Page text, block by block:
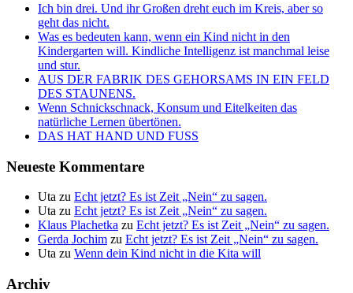
Ich bin drei. Und ihr Großen dreht euch im Kreis, aber so
geht das nicht.
Was es bedeuten kann, wenn ein Kind nicht in den
Kindergarten will. Kindliche Intelligenz ist manchmal leise
und stur.
AUS DER FABRIK DES GEHORSAMS IN EIN FELD
DES STAUNENS.
Wenn Schnickschnack, Konsum und Eitelkeiten das
natürliche Lernen übertönen.
DAS HAT HAND UND FUSS
Neueste Kommentare
Uta zu Echt jetzt? Es ist Zeit „Nein“ zu sagen.
Uta zu Echt jetzt? Es ist Zeit „Nein“ zu sagen.
Klaus Plachetka zu Echt jetzt? Es ist Zeit „Nein“ zu sagen.
Gerda Jochim zu Echt jetzt? Es ist Zeit „Nein“ zu sagen.
Uta zu Wenn dein Kind nicht in die Kita will
Archiv